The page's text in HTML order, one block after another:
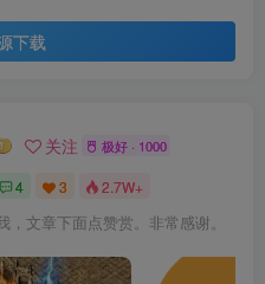
下载
关注 极好 · 1000
4 3 2.7W+
，文章下面点赞赏。非常感谢。